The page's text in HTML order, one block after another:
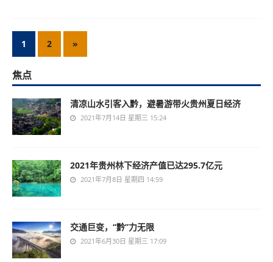
1 2 »
焦点
清凉山水引客入黔，避暑游带火贵州夏日经济
2021年7月14日 星期三 15:24
2021年贵州林下经济产值已达295.7亿元
2021年7月8日 星期四 14:59
交通巨变，“黔”力无限
2021年6月30日 星期三 17:09